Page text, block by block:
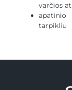
varčios
tarpikliu